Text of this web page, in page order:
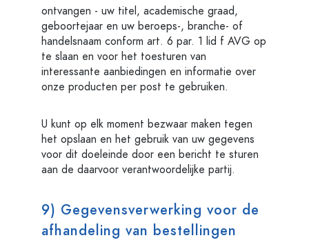
ontvangen - uw titel, academische graad,
geboortejaar en uw beroeps-, branche- of
handelsnaam conform art. 6 par. 1 lid f AVG op
te slaan en voor het toesturen van
interessante aanbiedingen en informatie over
onze producten per post te gebruiken.
U kunt op elk moment bezwaar maken tegen
het opslaan en het gebruik van uw gegevens
voor dit doeleinde door een bericht te sturen
aan de daarvoor verantwoordelijke partij.
9) Gegevensverwerking voor de
afhandeling van bestellingen